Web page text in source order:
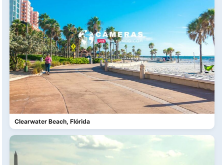
Clearwater Beach, Flórida